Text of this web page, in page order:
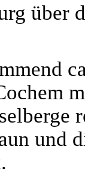
über
und